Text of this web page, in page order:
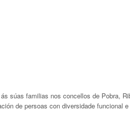
súas familias nos concellos de Pobra,
de persoas con diversidade funcional